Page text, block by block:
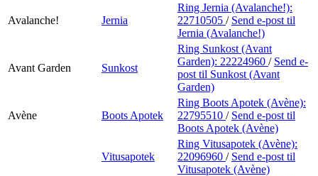
Avalanche! Jernia
Ring Jernia (Avalanche!):
22710505 / Send e-post til
Jernia (Avalanche!)
Avant Garden Sunkost
Ring Sunkost (Avant
Garden): 22224960 / Send e-
post til Sunkost (Avant
Garden)
Avène Boots Apotek
Ring Boots Apotek (Avène):
22795510 / Send e-post til
Boots Apotek (Avène)
Vitusapotek
Ring Vitusapotek (Avène):
22096960 / Send e-post til
Vitusapotek (Avène)